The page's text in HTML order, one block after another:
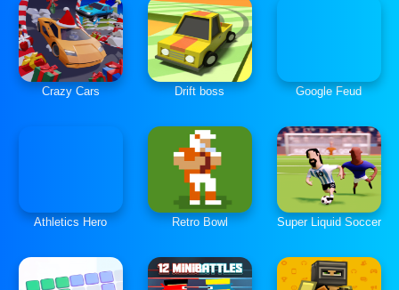
Crazy Cars Drift boss Google Feud
Athletics Hero Retro Bowl Super Liquid Soccer